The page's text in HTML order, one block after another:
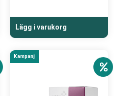
Lägg i varukorg
Kampanj